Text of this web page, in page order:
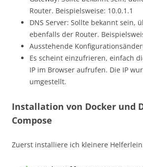
Router. Beispielsweise: 10.0.1.1
DNS Server: Sollte bekannt sein,
ebenfalls der Router.
Ausstehende
Es scheint einzufrieren, einfach
IP im Browser aufrufen. Die IP
umgestellt.
Installation von Docker und
Compose
Zuerst installiere ich kleinere